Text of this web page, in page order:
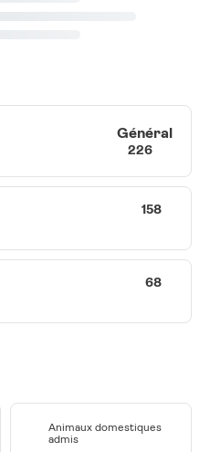
Général
226
158
68
Animaux domestiques
admis